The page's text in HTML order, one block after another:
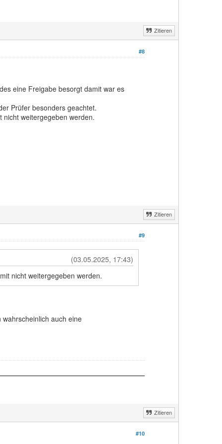
Zitieren
#8
eine Freigabe besorgt damit war es
Prüfer besonders geachtet.
weitergegeben werden.
Zitieren
#9
(03.05.2025, 17:43)
nicht weitergegeben werden.
auch eine
Zitieren
#10